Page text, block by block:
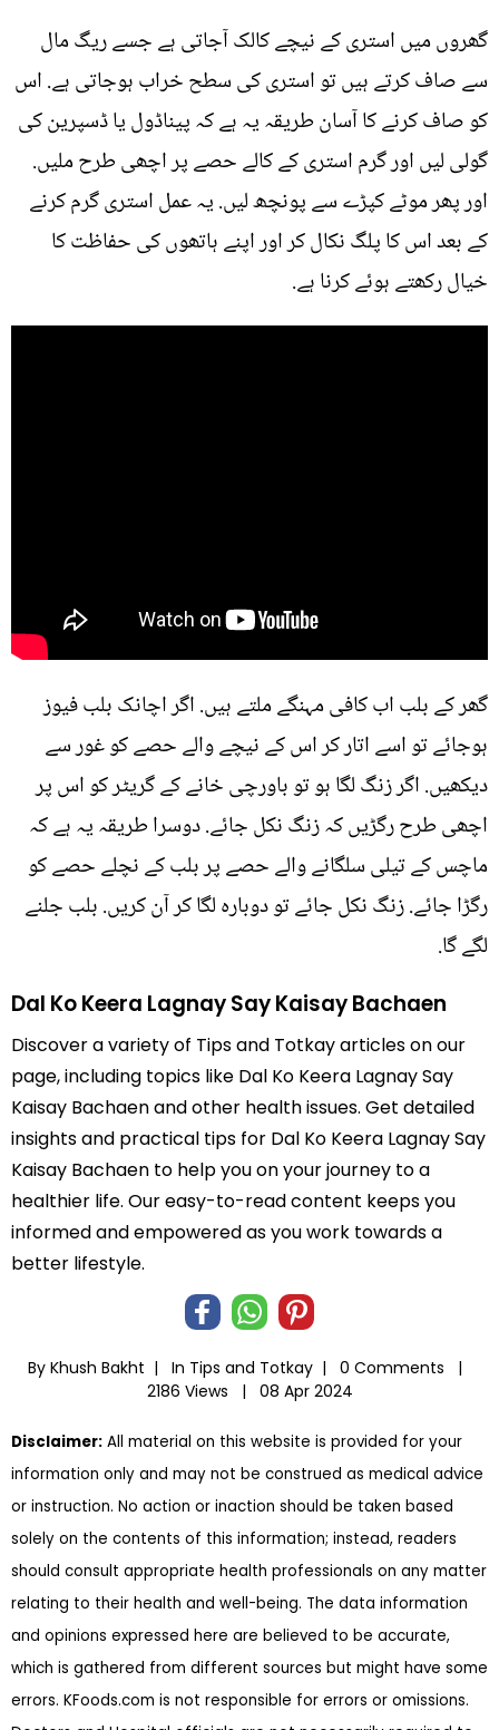
گھروں میں استری کے نیچے کالک آجاتی ہے جسے ریگ مال
سے صاف کرتے ہیں تو استری کی سطح خراب ہوجاتی ہے. اس
کو صاف کرنے کا آسان طریقہ یہ ہے کہ پیناڈول یا ڈسپرین کی
گولی لیں اور گرم استری کے کالے حصے پر اچھی طرح ملیں.
اور پھر موٹے کپڑے سے پونچھ لیں. یہ عمل استری گرم کرنے
کے بعد اس کا پلگ نکال کر اور اپنے ہاتھوں کی حفاظت کا
خیال رکھتے ہوئے کرنا ہے.
گھر کے بلب اب کافی مہنگے ملتے ہیں. اگر اچانک بلب فیوز
ہوجائے تو اسے اتار کر اس کے نیچے والے حصے کو غور سے
دیکھیں. اگر زنگ لگا ہو تو باورچی خانے کے گریٹر کو اس پر
اچھی طرح رگڑیں کہ زنگ نکل جائے. دوسرا طریقہ یہ ہے کہ
ماچس کے تیلی سلگانے والے حصے پر بلب کے نچلے حصے کو
رگڑا جائے. زنگ نکل جائے تو دوبارہ لگا کر آن کریں. بلب جلنے
لگے گا.
Dal Ko Keera Lagnay Say Kaisay Bachaen
Discover a variety of Tips and Totkay articles on our
page, including topics like Dal Ko Keera Lagnay Say
Kaisay Bachaen and other health issues. Get detailed
insights and practical tips for Dal Ko Keera Lagnay Say
Kaisay Bachaen to help you on your journey to a
healthier life. Our easy-to-read content keeps you
informed and empowered as you work towards a
better lifestyle.
By Khush Bakht | In Tips and Totkay |
0 Comments |
2186 Views |
08 Apr 2024
Disclaimer: All material on this website is provided for your
information only and may not be construed as medical advice
or instruction. No action or inaction should be taken based
solely on the contents of this information; instead, readers
should consult appropriate health professionals on any matter
relating to their health and well-being. The data information
and opinions expressed here are believed to be accurate,
which is gathered from different sources but might have some
errors. KFoods.com is not responsible for errors or omissions.